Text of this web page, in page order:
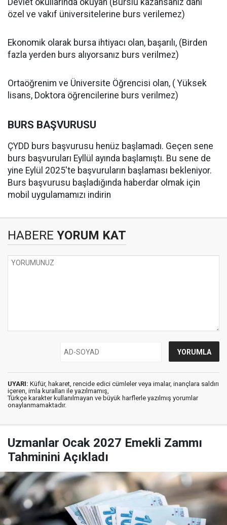
Devlet okullarında okuyan (Burslu kazansanız dahi
özel ve vakıf üniversitelerine burs verilemez)
Ekonomik olarak bursa ihtiyacı olan, başarılı, (Birden
fazla yerden burs alıyorsanız burs verilmez)
Ortaöğrenim ve Üniversite Öğrencisi olan, ( Yüksek
lisans, Doktora öğrencilerine burs verilmez)
BURS BAŞVURUSU
ÇYDD burs başvurusu henüz başlamadı. Geçen sene
burs başvuruları Eyllül ayında başlamıştı. Bu sene de
yine Eylül 2025'te başvuruların başlaması bekleniyor.
Burs başvurusu başladığında haberdar olmak için
mobil uygulamamızı indirin
HABERE YORUM KAT
UYARI: Küfür, hakaret, rencide edici cümleler veya imalar, inançlara saldırı
içeren, imla kuralları ile yazılmamış,
Türkçe karakter kullanılmayan ve büyük harflerle yazılmış yorumlar
onaylanmamaktadır.
Uzmanlar Ocak 2027 Emekli Zammı
Tahminini Açıkladı